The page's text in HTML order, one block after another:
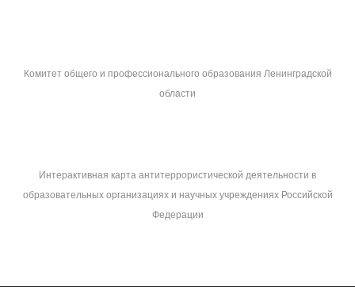
Комитет общего и профессионального образования Ленинградской
области
Интерактивная карта антитеррористической деятельности в
образовательных организациях и научных учреждениях Российской
Федерации